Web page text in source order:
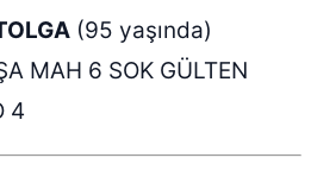
(95 yaşında)
MAH 6 SOK GÜLTEN
4